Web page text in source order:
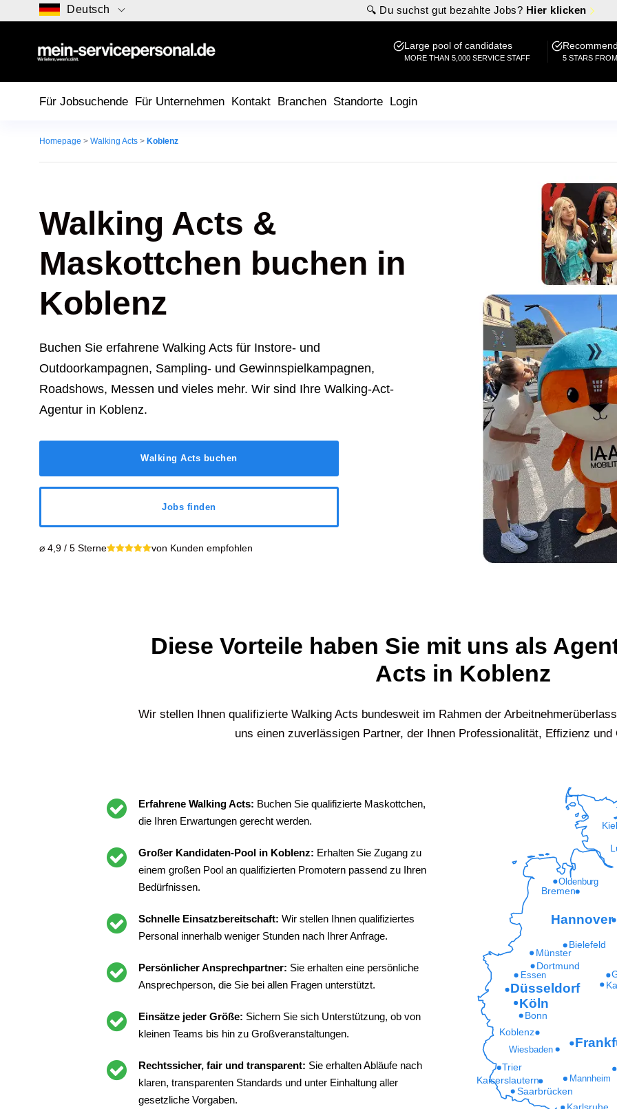
Deutsch 🔍 Du suchst gut bezahlte Jobs? Hier klicken
Large pool of candidates
MORE THAN 5,000 SERVICE STAFF 5 STARS
Für Jobsuchende Für Unternehmen Kontakt Branchen Standorte Login
Homepage > Walking Acts > Koblenz
Walking Acts &
Maskottchen buchen in
Koblenz
Buchen Sie erfahrene Walking Acts für Instore- und
Outdoorkampagnen, Sampling- und Gewinnspielkampagnen,
Roadshows, Messen und vieles mehr. Wir sind Ihre Walking-Act-
Agentur in Koblenz.
Walking Acts buchen
Jobs finden
⌀ 4,9 / 5 Sterne von Kunden empfohlen
Diese Vorteile haben Sie mit uns als
Acts in Koblenz
Wir stellen Ihnen qualifizierte Walking Acts bundesweit im Rahmen der
uns einen zuverlässigen Partner, der Ihnen Professionalität, Effizienz und
Erfahrene Walking Acts: Buchen Sie qualifizierte Maskottchen,
die Ihren Erwartungen gerecht werden.
Großer Kandidaten-Pool in Koblenz: Erhalten Sie Zugang zu
einem großen Pool an qualifizierten Promotern passend zu Ihren
Bedürfnissen.
Schnelle Einsatzbereitschaft: Wir stellen Ihnen qualifiziertes
Personal innerhalb weniger Stunden nach Ihrer Anfrage.
Persönlicher Ansprechpartner: Sie erhalten eine persönliche
Ansprechperson, die Sie bei allen Fragen unterstützt.
Einsätze jeder Größe: Sichern Sie sich Unterstützung, ob von
kleinen Teams bis hin zu Großveranstaltungen.
Rechtssicher, fair und transparent: Sie erhalten Abläufe nach
klaren, transparenten Standards und unter Einhaltung aller
gesetzliche Vorgaben.
Karlsruhe
Saarbrücken
Kaiserslautern Mannheim
Trier
Wiesbaden
Koblenz
Bonn
Essen
Dortmund
Münster
Bielefeld
Oldenburg
Kiel
Köln
Düsseldorf
Hannover
Bremen